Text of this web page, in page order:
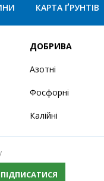
КАРТА ҐРУНТІВ
ДОБРИВА
Азотні
Фосфорні
Калійні
ПІДПИСАТИСЯ